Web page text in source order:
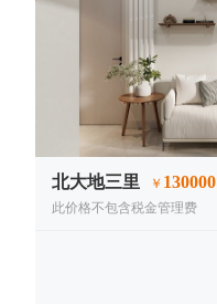
北大地三里 ￥ 130000
此价格不包含税金管理费